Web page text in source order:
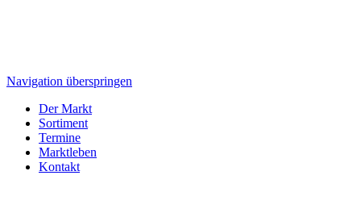
Navigation überspringen
Der Markt
Sortiment
Termine
Marktleben
Kontakt